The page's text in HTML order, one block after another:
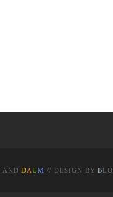
AND DAUM // DESIGN BY B